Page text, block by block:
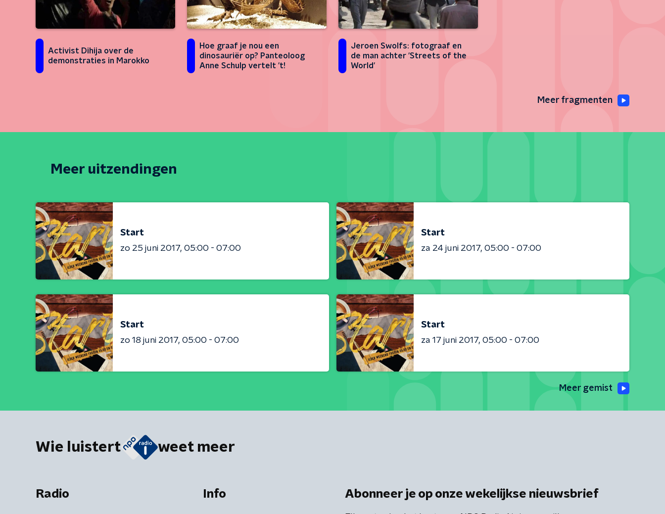
Activist Dihija over de
demonstraties in Marokko
Hoe graaf je nou een
dinosauriër op? Panteoloog
Anne Schulp vertelt 't!
Jeroen Swolfs: fotograaf en
de man achter 'Streets of the
World'
Meer fragmenten
Meer uitzendingen
Start
zo 25 juni 2017 05:00 - 07:00
Start
za 24 juni 2017 05:00 - 07:00
Start
zo 18 juni 2017 05:00 - 07:00
Start
za 17 juni 2017 05:00 - 07:00
Meer gemist
Wie luistert weet meer
Radio Info Abonneer je op onze wekelijkse nieuwsbrief